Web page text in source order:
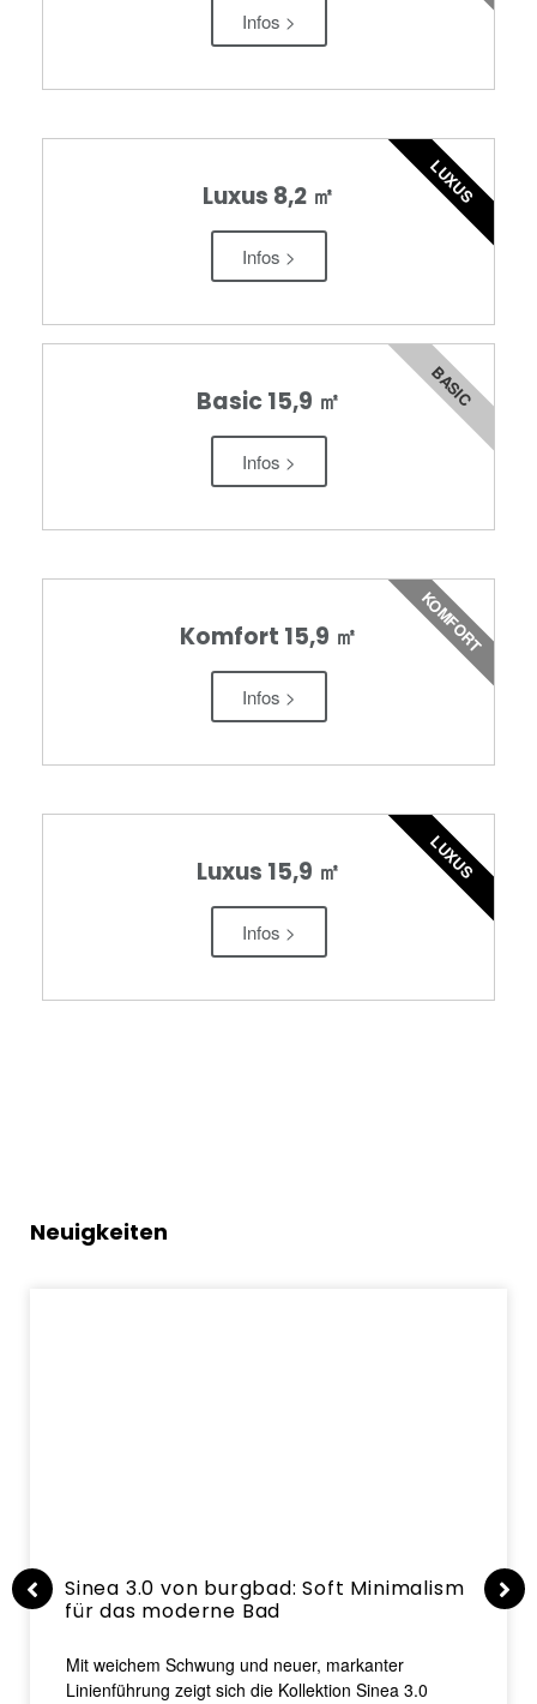
Infos >
Luxus 8,2 ㎡
Infos >
LUXUS
Basic 15,9 ㎡
Infos >
BASIC
Komfort 15,9 ㎡
Infos >
KOMFORT
Luxus 15,9 ㎡
Infos >
LUXUS
Neuigkeiten
Sinea 3.0 von burgbad: Soft Minimalism
für das moderne Bad
Mit weichem Schwung und neuer, markanter
Linienführung zeigt sich die Kollektion Sinea 3.0